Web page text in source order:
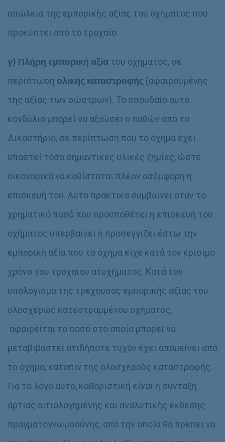
απώλεια της εμπορικής αξίας του οχήματος που
προκύπτει από το τροχαίο.
γ) Πλήρη εμπορική αξία του οχήματος, σε
περίπτωση ολικής καταστροφής (αφαιρουμένης
της αξίας των σώστρων). Το σπουδαίο αυτό
κονδύλιο μπορεί να αξιώσει ο παθών από το
Δικαστήριο, σε περίπτωση που το όχημα έχει
υποστεί τόσο σημαντικές υλικές ζημίες, ώστε
οικονομικά να καθίσταται πλέον ασύμφορη η
επισκευή του. Αυτό πρακτικά συμβαίνει όταν το
χρηματικό ποσό που προϋποθέτει η επισκευή του
οχήματος υπερβαίνει ή προσεγγίζει έστω την
εμπορική αξία που το όχημα είχε κατά τον κρίσιμο
χρόνο του τροχαίου ατυχήματος. Κατά τον
υπολογισμό της τρέχουσας εμπορικής αξίας του
ολοσχερώς κατεστραμμένου οχήματος,
αφαιρείται το ποσό στο οποίο μπορεί να
μεταβιβαστεί οτιδήποτε τυχόν έχει απομείνει από
το όχημα, κατόπιν της ολοσχερούς καταστροφής.
Για το λόγο αυτό, καθοριστική είναι η σύνταξη
άρτιας αιτιολογημένης και αναλυτικής έκθεσης
πραγματογνωμοσύνης, από την οποία θα πρέπει να